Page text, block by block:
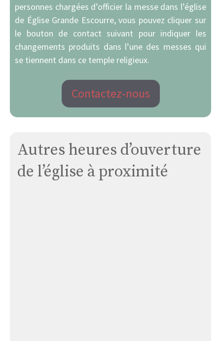
personnes chargées d’officier la messe dans l’église
de Église Grande Escourre, vous pouvez cliquer sur
le bouton de contact suivant pour indiquer les
changements produits dans l’une des messes qui
se tiennent dans ce temple religieux.
Contactez-nous
Autres heures d’ouverture
de l’église à proximité